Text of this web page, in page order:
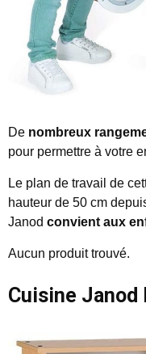
De nombreux
pour permettre à votre
Le plan de travail de
hauteur de 50 cm
Janod convient aux
Aucun produit trouvé.
Cuisine Janod